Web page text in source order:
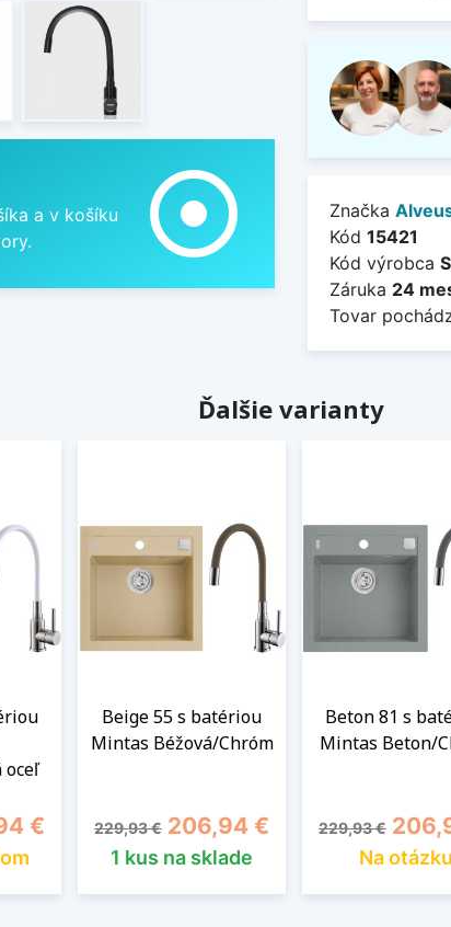
a v košíku
adjust Značka
Kód 15421
Kód výrobca
Záruka 24
Tovar
Ďalšie varianty
oceľ
€
Beige 55 s batériou
Mintas Béžová/Chróm
Základná cena
229,93 € Cena
206,94 €
1 kus na sklade
Beton 81 s
Mintas Beton/
Základná cena
229,93 € Cena
Na otázku